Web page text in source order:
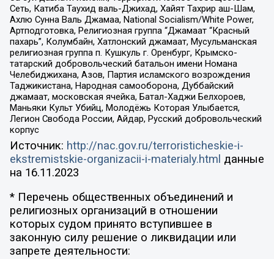
Сеть, Катиба Таухид валь-Джихад, Хайят Тахрир аш-Шам,
Ахлю Сунна Валь Джамаа, National Socialism/White Power,
Артподготовка, Религиозная группа “Джамаат “Красный
пахарь”, Колумбайн, Хатлонский джамаат, Мусульманская
религиозная группа п. Кушкуль г. Оренбург, Крымско-
татарский добровольческий батальон имени Номана
Челебиджихана, Азов, Партия исламского возрождения
Таджикистана, Народная самооборона, Дуббайский
джамаат, московская ячейка, Батал-Хаджи Белхороев,
Маньяки Культ Убийц, Молодёжь Которая Улыбается,
Легион Свобода России, Айдар, Русский добровольческий
корпус
Источник: http://nac.gov.ru/terroristicheskie-i-
ekstremistskie-organizacii-i-materialy.html данные
на 16.11.2023
* Перечень общественных объединений и
религиозных организаций в отношении
которых судом принято вступившее в
законную силу решение о ликвидации или
запрете деятельности: